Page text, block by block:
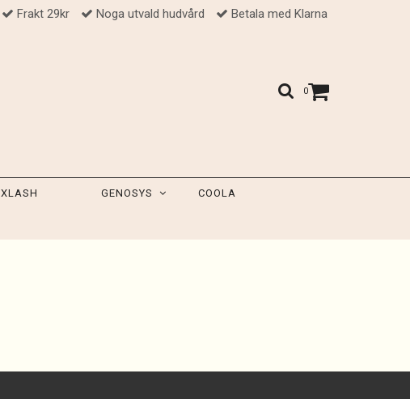
Frakt 29kr Noga utvald hudvård Betala med Klarna
0
XLASH GENOSYS COOLA